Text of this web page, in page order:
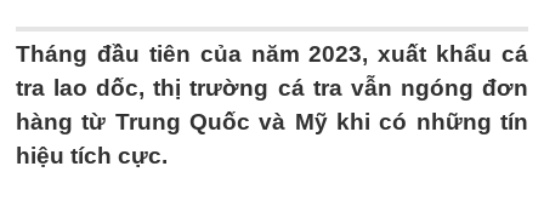
Tháng đầu tiên của năm 2023, xuất khẩu cá
tra lao dốc, thị trường cá tra vẫn ngóng đơn
hàng từ Trung Quốc và Mỹ khi có những tín
hiệu tích cực.